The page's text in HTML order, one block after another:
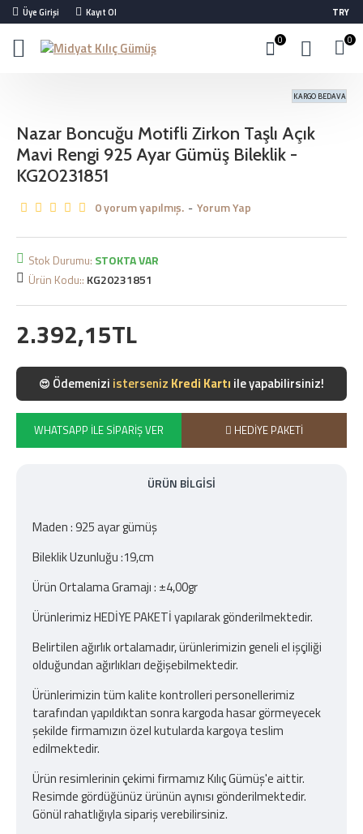
Üye Girişi Kayıt Ol TRY
0 0
KARGO BEDAVA
Nazar Boncuğu Motifli Zirkon Taşlı Açık
Mavi Rengi 925 Ayar Gümüş Bileklik -
KG20231851
😍 Ödemenizi isterseniz Kredi Kartı ile yapabilirsiniz!
0 yorum yapılmış. - Yorum Yap
2.392,15TL
Stok Durumu: STOKTA VAR
Ürün Kodu:: KG20231851
WHATSAPP İLE SIPARIŞ VER HEDIYE PAKETI
ÜRÜN BILGISI
Maden : 925 ayar gümüş
Bileklik Uzunluğu :19,cm
Ürün Ortalama Gramajı : ±4,00gr
Ürünlerimiz HEDİYE PAKETİ yapılarak gönderilmektedir.
Belirtilen ağırlık ortalamadır, ürünlerimizin geneli el işçiliği
olduğundan ağırlıkları değişebilmektedir.
Ürünlerimizin tüm kalite kontrolleri personellerimiz
tarafından yapıldıktan sonra kargoda hasar görmeyecek
şekilde firmamızın özel kutularda kargoya teslim
edilmektedir.
Ürün resimlerinin çekimi firmamız Kılıç Gümüş'e aittir.
Resimde gördüğünüz ürünün aynısı gönderilmektedir.
Gönül rahatlığıyla sipariş verebilirsiniz.